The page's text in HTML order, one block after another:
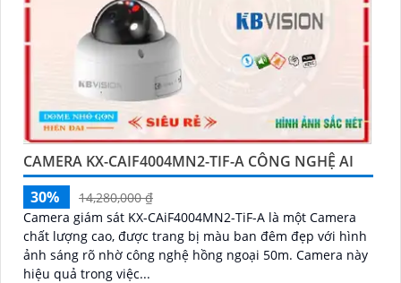
CAMERA KX-CAIF4004MN2-TIF-A CÔNG NGHỆ AI
30%
14,280,000 ₫
Camera giám sát KX-CAiF4004MN2-TiF-A là một Camera
chất lượng cao, được trang bị màu ban đêm đẹp với hình
ảnh sáng rõ nhờ công nghệ hồng ngoại 50m. Camera này
hiệu quả trong việc...